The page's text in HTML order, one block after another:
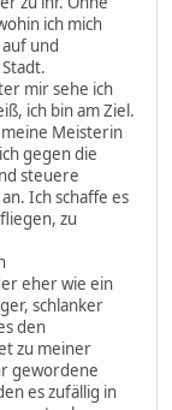
ich mich
und
mir sehe ich
ich bin am Ziel.
Meisterin
gegen die
steuere
Ich schaffe es
zu
eher wie ein
schlanker
den
zu meiner
gewordene
es zufällig in